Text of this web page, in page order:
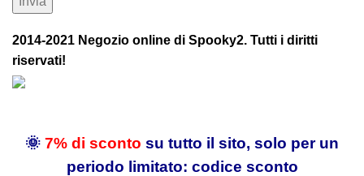
2014-2021 Negozio online di Spooky2. Tutti i diritti
riservati!
🌞 7% di sconto su tutto il sito, solo per un
periodo limitato: codice sconto